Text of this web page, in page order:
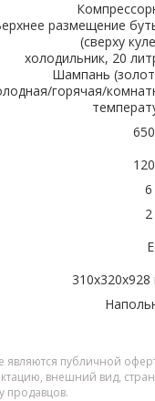
размещение
(сверху
холодильник, 20
Шампань
горячая/
6
публичной
внешний вид,
продавцов.